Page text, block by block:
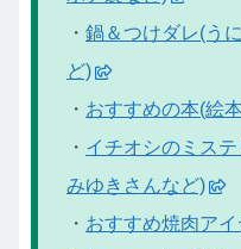
・ 鍋＆つけダレ(う
ど)
・ おすすめの本(絵
・ イチオシのミス
みゆきさんなど)
・ おすすめ焼肉ア